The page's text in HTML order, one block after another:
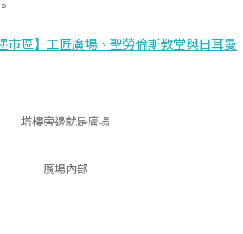
市區】工匠廣場、聖勞倫斯教堂與日耳曼
塔樓旁邊就是廣場
廣場內部